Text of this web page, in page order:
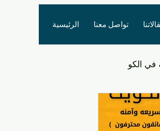
الرئيسية تواصل معنا
الكو
والقدس